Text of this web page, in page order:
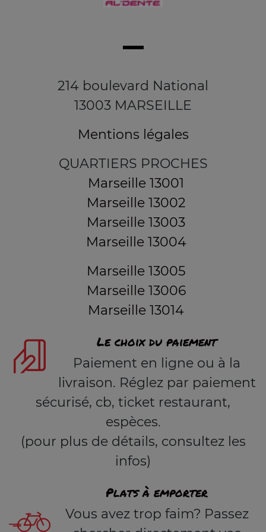
214 boulevard National
13003 MARSEILLE
Mentions légales
QUARTIERS PROCHES
Marseille 13001
Marseille 13002
Marseille 13003
Marseille 13004
Marseille 13005
Marseille 13006
Marseille 13014
Le choix du paiement
Paiement en ligne ou à la
livraison. Réglez par paiement
sécurisé, cb, ticket restaurant,
espèces.
(pour plus de détails, consultez les
infos)
Plats à emporter
Vous avez trop faim? Passez